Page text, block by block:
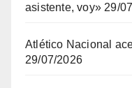
asistente, voy» 29/
Atlético Nacional
29/07/2026